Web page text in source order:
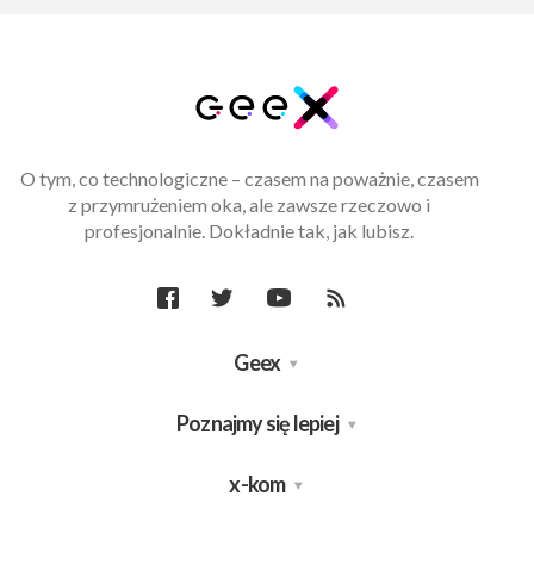
O tym, co technologiczne – czasem na poważnie, czasem
z przymrużeniem oka, ale zawsze rzeczowo i
profesjonalnie. Dokładnie tak, jak lubisz.
Geex
Poznajmy się lepiej
x-kom